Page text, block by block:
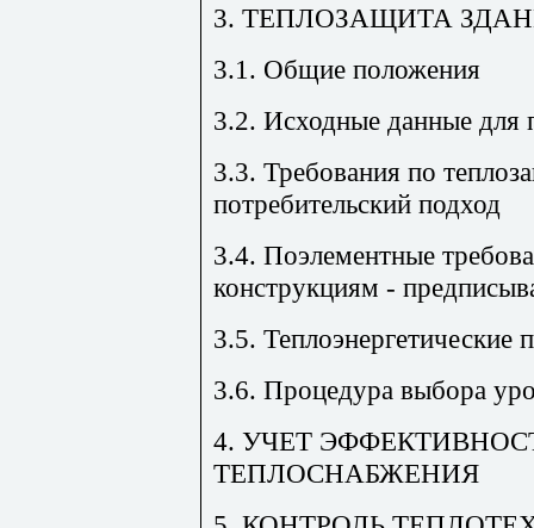
3. ТЕПЛОЗАЩИТА
3.1. Общие положения
3.2. Исходные данные для
3.3. Требования по
потребительский подход
3.4. Поэлементные
конструкциям -
3.5. Теплоэнергетические
3.6. Процедура выбора
4. УЧЕТ
ТЕПЛОСНАБЖЕНИЯ